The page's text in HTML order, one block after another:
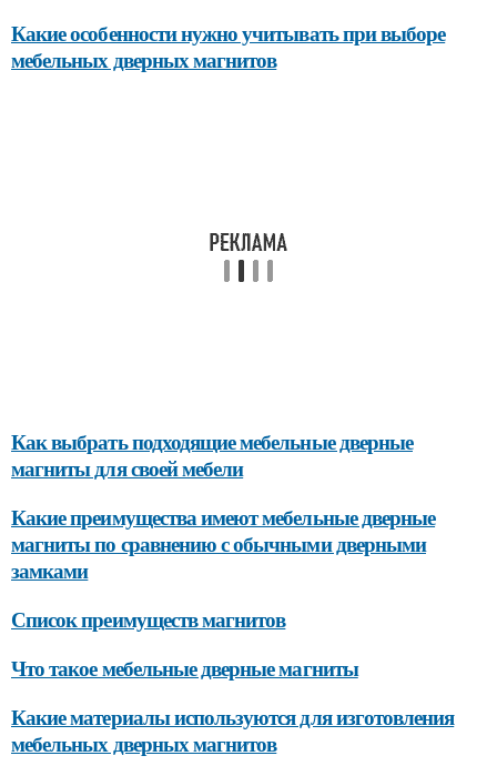
Какие особенности нужно учитывать при выборе
мебельных дверных магнитов
Как выбрать подходящие мебельные дверные
магниты для своей мебели
Какие преимущества имеют мебельные дверные
магниты по сравнению с обычными дверными
замками
Список преимуществ магнитов
Что такое мебельные дверные магниты
Какие материалы используются для изготовления
мебельных дверных магнитов